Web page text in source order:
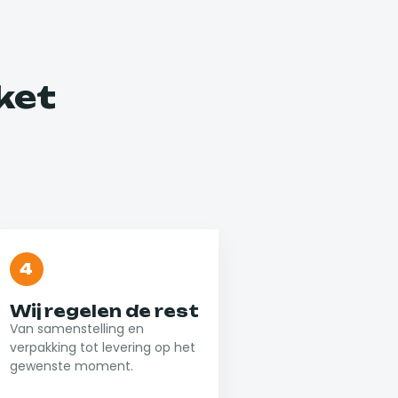
4
Wij regelen de rest
Van samenstelling en
verpakking tot levering op het
gewenste moment.